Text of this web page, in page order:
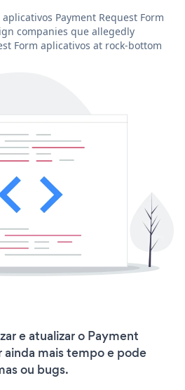
Payment Request Form
companies que allegedly
Form aplicativos at rock-bottom
e atualizar o Payment
mais tempo e pode
ou bugs.